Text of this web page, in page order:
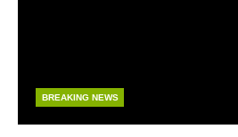
BREAKING NEWS